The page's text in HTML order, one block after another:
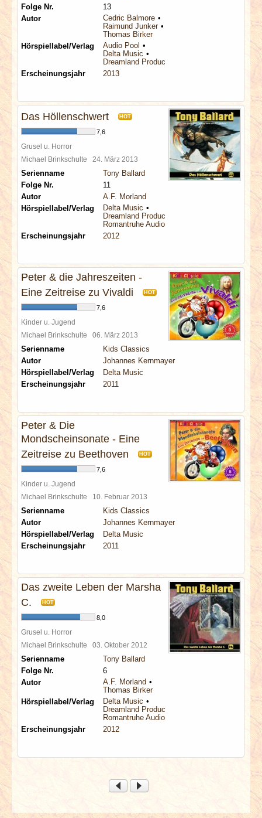
Folge Nr.
13
Autor
Cedric Balmore
Raimund Junker
Thomas Birker
Hörspiellabel/Verlag
Audio Pool
Delta Music
Dreamland Productions
Erscheinungsjahr
2013
Das Höllenschwert HOT
7,6
Grusel u. Horror
Michael Brinkschulte 24. März 2013
Serienname
Tony Ballard
Folge Nr.
11
Autor
A.F. Morland
Hörspiellabel/Verlag
Delta Music
Dreamland Productions
Romantruhe Audio
Erscheinungsjahr
2012
Peter & die Jahreszeiten -
Eine Zeitreise zu Vivaldi
HOT
7,6
Kinder u. Jugend
Michael Brinkschulte 06. März 2013
Serienname
Kids Classics
Autor
Johannes Kernmayer
Hörspiellabel/Verlag
Delta Music
Erscheinungsjahr
2011
Peter & Die
Mondscheinsonate - Eine
Zeitreise zu Beethoven
HOT
7,6
Kinder u. Jugend
Michael Brinkschulte 10. Februar 2013
Serienname
Kids Classics
Autor
Johannes Kernmayer
Hörspiellabel/Verlag
Delta Music
Erscheinungsjahr
2011
Das zweite Leben der Marsha
C.
HOT
8,0
Grusel u. Horror
Michael Brinkschulte 03. Oktober 2012
Serienname
Tony Ballard
Folge Nr.
6
Autor
A.F. Morland
Thomas Birker
Hörspiellabel/Verlag
Delta Music
Dreamland Productions
Romantruhe Audio
Erscheinungsjahr
2012